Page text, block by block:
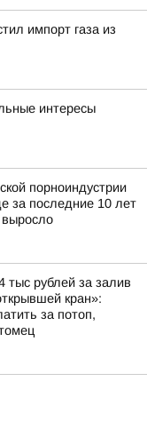
импорт газа из
интересы
порноиндустрии
за последние 10 лет
выросло
тыс рублей за залив
кран»:
за потоп,